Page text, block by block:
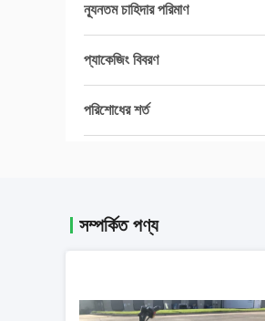
ন্যূনতম চাহিদার পরিমাণ
প্যাকেজিং বিবরণ
পরিশোধের শর্ত
সম্পর্কিত পণ্য